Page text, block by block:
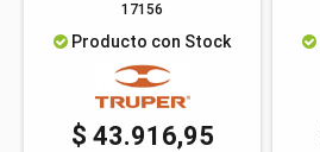
17156
Producto con Stock
$ 43.916,95